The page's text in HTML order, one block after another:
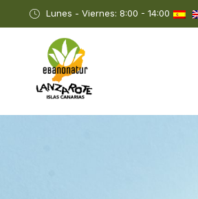
Lunes - Viernes: 8:00 - 14:00